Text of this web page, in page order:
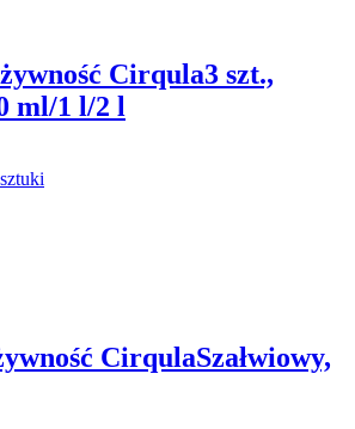
Cirqula3 szt.,
ml/1 l/2 l
CirqulaSzałwiowy,